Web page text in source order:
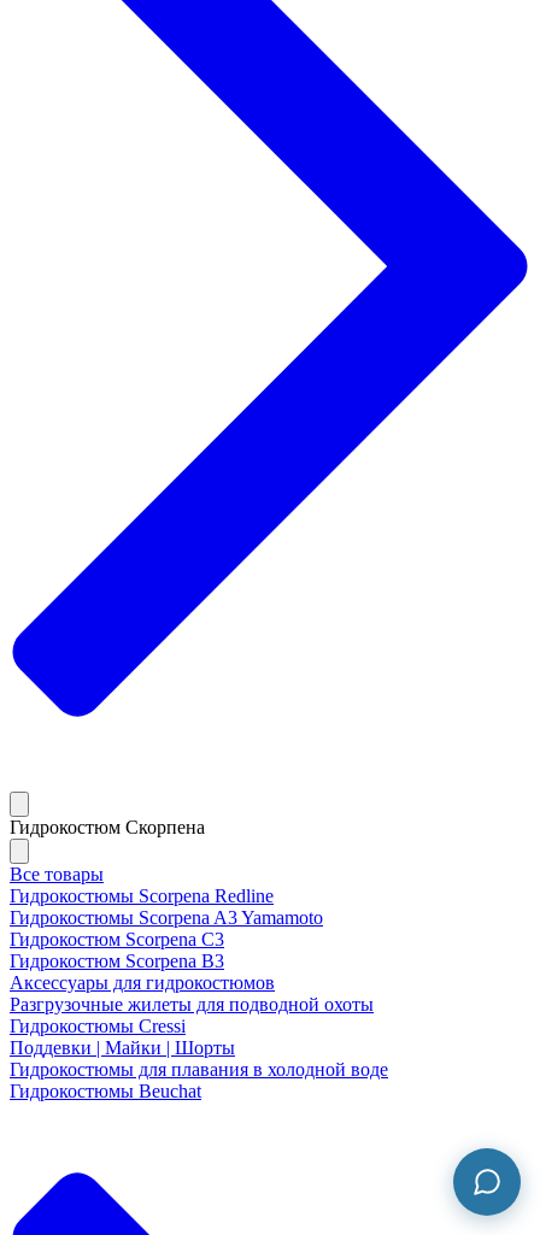
Гидрокостюм Скорпена
Все товары
Гидрокостюмы Scorpena Redline
Гидрокостюмы Scorpena A3 Yamamoto
Гидрокостюм Scorpena C3
Гидрокостюм Scorpena B3
Аксессуары для гидрокостюмов
Разгрузочные жилеты для подводной охоты
Гидрокостюмы Cressi
Поддевки | Майки | Шорты
Гидрокостюмы для плавания в холодной воде
Гидрокостюмы Beuchat